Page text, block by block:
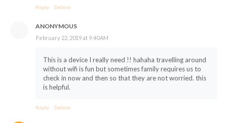
Reply Delete
ANONYMOUS
February 22, 2019 at 9:40 AM
This is a device I really need !! hahaha travelling around
without wifi is fun but sometimes family requires us to
check in now and then so that they are not worried. this
is helpful.
Reply Delete